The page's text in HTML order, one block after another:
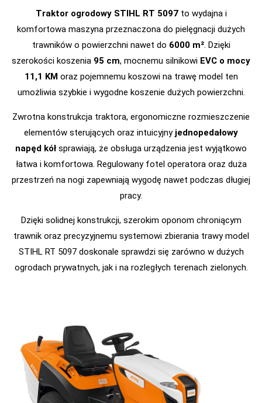
Traktor ogrodowy STIHL RT 5097to wydajna i
komfortowa maszyna przeznaczona do pielęgnacji dużych
trawników o powierzchni nawet do 6000 m². Dzięki
szerokości koszenia 95 cm, mocnemu silnikowi EVC o mocy
11,1 KMoraz pojemnemu koszowi na trawę model ten
umożliwia szybkie i wygodne koszenie dużych powierzchni.
Zwrotna konstrukcja traktora, ergonomiczne rozmieszczenie
elementów sterujących oraz intuicyjny jednopedałowy
napęd kółsprawiają, że obsługa urządzenia jest wyjątkowo
łatwa i komfortowa. Regulowany fotel operatora oraz duża
przestrzeń na nogi zapewniają wygodę nawet podczas długiej
pracy.
Dzięki solidnej konstrukcji, szerokim oponom chroniącym
trawnik oraz precyzyjnemu systemowi zbierania trawy model
STIHL RT 5097 doskonale sprawdzi się zarówno w dużych
ogrodach prywatnych, jak i na rozległych terenach zielonych.